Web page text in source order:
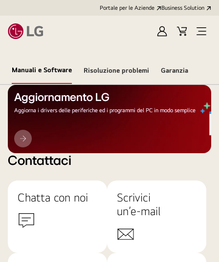
Portale per le Aziende Business Solution
AccediCart
Open
Manuali e Software Risoluzione problemi Garanzia
Aggiornamento LG
Aggiorna i drivers delle periferiche ed i programmi del PC in modo semplice
Aggiornamento
LG
Contattaci
Chatta con noi
Scrivici
un’e-mail